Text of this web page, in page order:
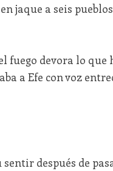
jaque a seis
fuego devora lo que
a Efe con voz
después de